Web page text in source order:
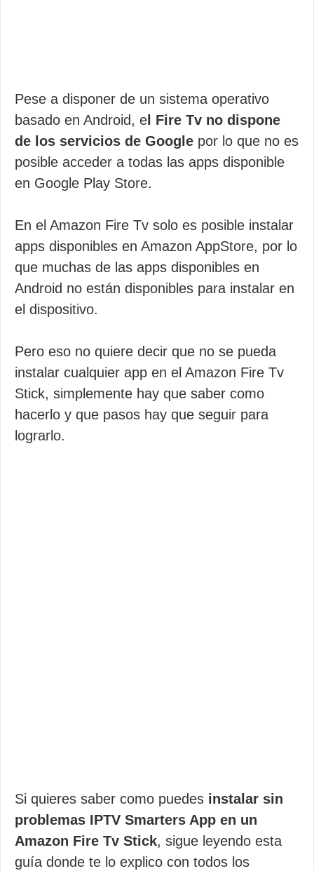
Pese a disponer de un sistema operativo
basado en Android, e l Fire Tv no dispone
de los servicios de Google por lo que no es
posible acceder a todas las apps disponible
en Google Play Store.
En el Amazon Fire Tv solo es posible instalar
apps disponibles en Amazon AppStore, por lo
que muchas de las apps disponibles en
Android no están disponibles para instalar en
el dispositivo.
Pero eso no quiere decir que no se pueda
instalar cualquier app en el Amazon Fire Tv
Stick, simplemente hay que saber como
hacerlo y que pasos hay que seguir para
lograrlo.
Si quieres saber como puedes instalar sin
problemas IPTV Smarters App en un
Amazon Fire Tv Stick, sigue leyendo esta
guía donde te lo explico con todos los